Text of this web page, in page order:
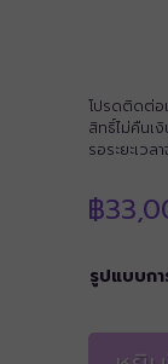
โปรดติดต่
สิทธิ์ไม่คืนเ
รอระยะเว
฿
รูปแบบกา